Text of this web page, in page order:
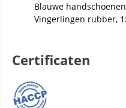
Blauwe
Vingerlingen rubber,
Certificaten